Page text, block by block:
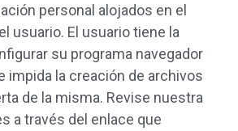
personal alojados en el
usuario. El usuario tiene la
su programa navegador
impida la creación de archivos
de la misma. Revise nuestra
a través del enlace que